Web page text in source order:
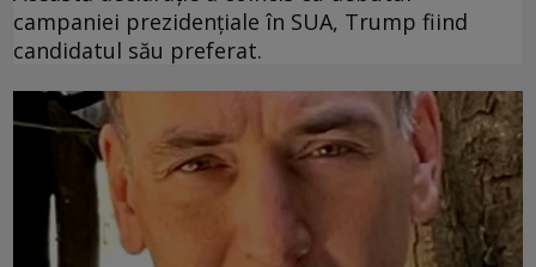
campaniei prezidențiale în SUA, Trump fiind
candidatul său preferat.